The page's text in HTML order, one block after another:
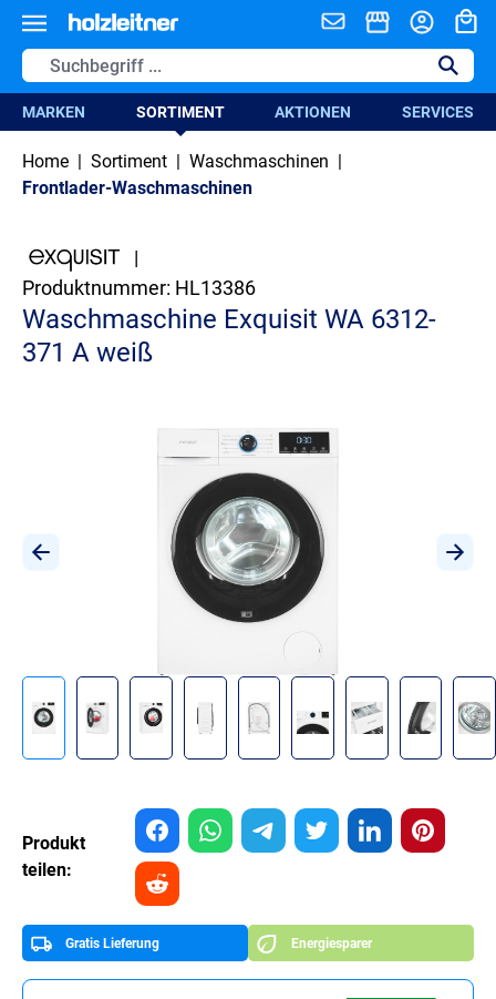
springen
MARKEN SORTIMENT AKTIONEN SERVICES
Home | Sortiment | Waschmaschinen |
Frontlader-Waschmaschinen
|
Produktnummer: HL13386
Waschmaschine Exquisit WA 6312-
371 A weiß
Bildergalerie überspringen
Produkt
teilen:
Gratis Lieferung Energiesparer